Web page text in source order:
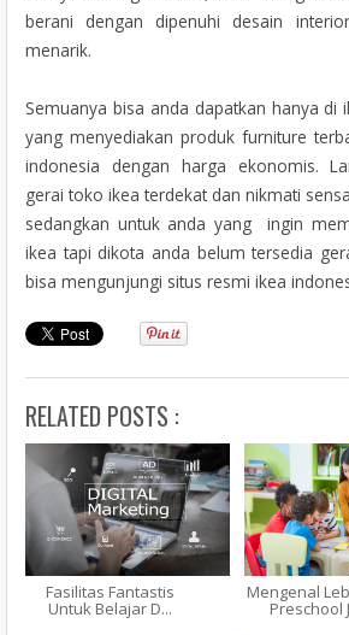
berani dengan dipenuhi desain
menarik.
Semuanya bisa anda dapatkan hanya di
yang menyediakan produk furniture
indonesia dengan harga ekonomis.
gerai toko ikea terdekat dan nikmati
sedangkan untuk anda yang ingin
ikea tapi dikota anda belum tersedia
bisa mengunjungi situs resmi ikea
RELATED POSTS :
Fasilitas Fantastis
Untuk Belajar D...
Mengenal
Preschool